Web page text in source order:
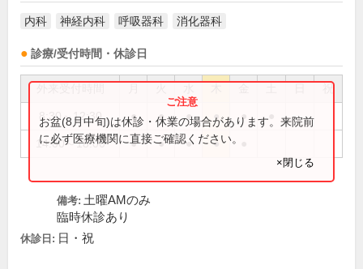
内科 神経内科 呼吸器科 消化器科
診療/受付時間・休診日
祝
8:30～12:30 ● ● ● ● ●
14:00～18:00 ● ● ● ●
お盆(8月中旬)は休診・休業の場合があります。来院前
に必ず医療機関に直接ご確認ください。
×閉じる
備考: 土曜AMのみ
臨時休診あり
休診日: 日・祝